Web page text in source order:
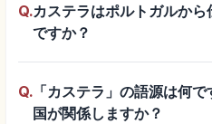
Q.カステラはポルトガルか
ですか？
Q.「カステラ」の語源は何
国が関係しますか？